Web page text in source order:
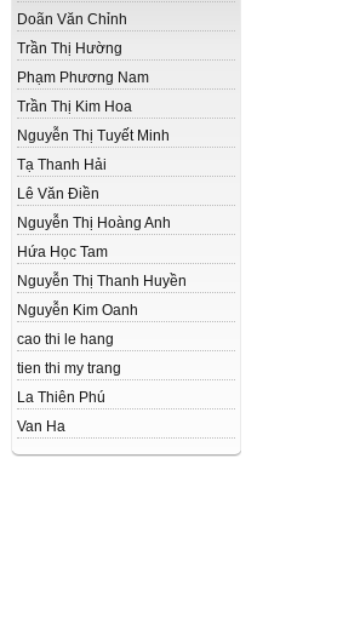
Doãn Văn Chỉnh
Trần Thị Hường
Phạm Phương Nam
Trần Thị Kim Hoa
Nguyễn Thị Tuyết Minh
Tạ Thanh Hải
Lê Văn Điền
Nguyễn Thị Hoàng Anh
Hứa Học Tam
Nguyễn Thị Thanh Huyền
Nguyễn Kim Oanh
cao thi le hang
tien thi my trang
La Thiên Phú
Van Ha